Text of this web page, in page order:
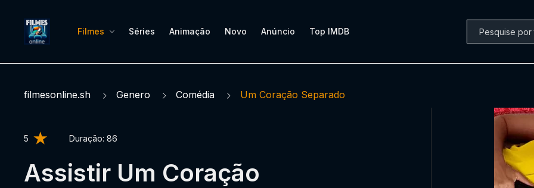
Filmes Séries Animação Novo Anúncio Top IMDB
filmesonline.sh Genero Comédia Um Coração Separado
5 Duração: 86
Assistir Um Coração